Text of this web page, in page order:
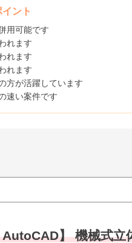
ント
用可能です
れます
れます
れます
方が活躍しています
速い案件です
】 機械式立